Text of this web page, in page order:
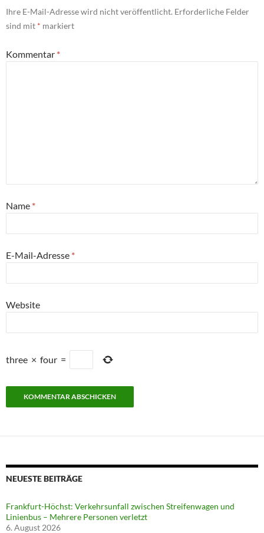
Ihre E-Mail-Adresse wird nicht veröffentlicht. Erforderliche Felder
sind mit * markiert
Kommentar *
Name *
E-Mail-Adresse *
Website
three × four =
NEUESTE BEITRÄGE
Frankfurt-Höchst: Verkehrsunfall zwischen Streifenwagen und
Linienbus – Mehrere Personen verletzt
6. August 2026